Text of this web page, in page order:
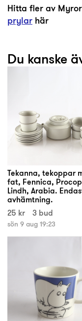
Hitta fler av
prylar här
Du kanske
Tekanna, tekoppar
fat, Fennica,
Lindh, Arabia.
avhämtning.
25 kr
3 bud
sön 9 aug 19:23